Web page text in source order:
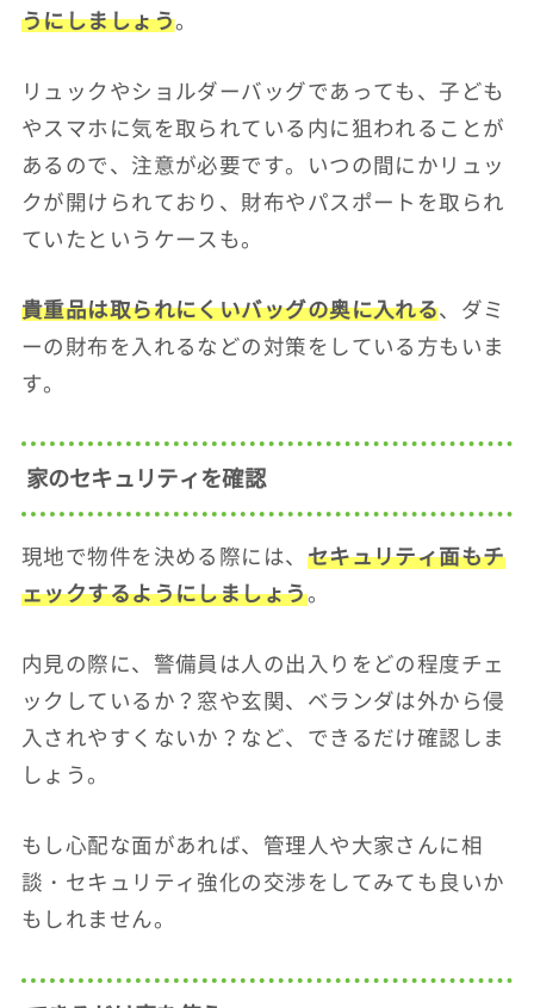
うにしましょう。
リュックやショルダーバッグであっても、子ども
やスマホに気を取られている内に狙われることが
あるので、注意が必要です。いつの間にかリュッ
クが開けられており、財布やパスポートを取られ
ていたというケースも。
貴重品は取られにくいバッグの奥に入れる、ダミ
ーの財布を入れるなどの対策をしている方もいま
す。
家のセキュリティを確認
現地で物件を決める際には、 セキュリティ面もチ
ェックするようにしましょう。
内見の際に、警備員は人の出入りをどの程度チェ
ックしているか？窓や玄関、ベランダは外から侵
入されやすくないか？など、できるだけ確認しま
しょう。
もし心配な面があれば、管理人や大家さんに相
談・セキュリティ強化の交渉をしてみても良いか
もしれません。